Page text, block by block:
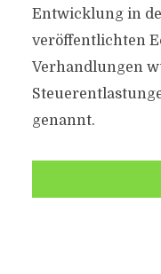
Entwicklung in
veröffentlichten
Verhandlungen
genannt.